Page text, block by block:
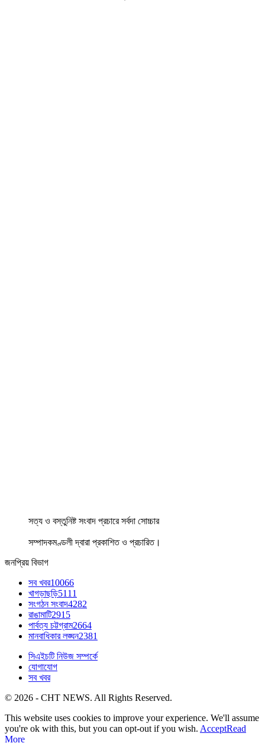
সত্য ও বস্তুনিষ্ট সংবাদ প্রচারে সর্বদা সোচ্চার
সম্পাদকমণ্ডলী দ্বারা প্রকাশিত ও প্রচারিত।
জনপ্রিয় বিভাগ
সব খবর10066
খাগড়াছড়ি5111
সংগঠন সংবাদ4282
রাঙামাটি2915
পার্বত্য চট্টগ্রাম2664
মানবাধিকার লঙ্ঘন2381
সিএইচটি নিউজ সম্পর্কে
যোগাযোগ
সব খবর
© 2026 - CHT NEWS. All Rights Reserved.
This website uses cookies to improve your experience. We'll assume
you're ok with this, but you can opt-out if you wish. AcceptRead
More